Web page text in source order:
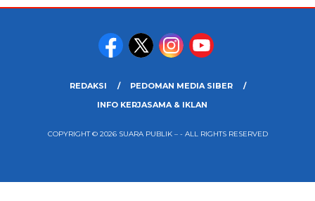
REDAKSI
PEDOMAN MEDIA SIBER
INFO KERJASAMA & IKLAN
COPYRIGHT © 2026 SUARA PUBLIK – - ALL RIGHTS RESERVED